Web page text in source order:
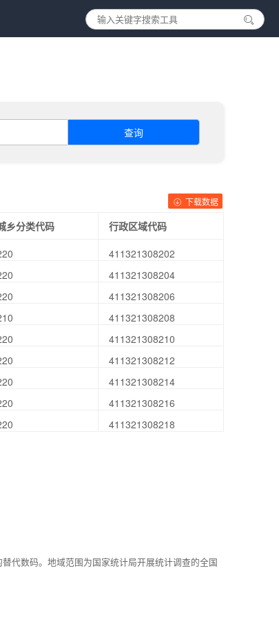
查询
下载数据
乡分类代码
行政区域代码
411321308202
411321308204
411321308206
411321308208
411321308210
411321308212
411321308214
411321308216
411321308218
代数码。地域范围为国家统计局开展统计调查的全国